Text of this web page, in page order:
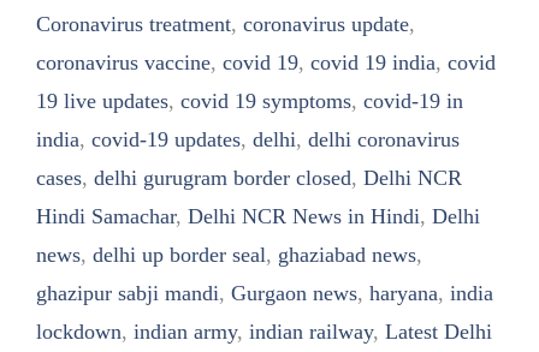
Coronavirus treatment, coronavirus update,
coronavirus vaccine, covid 19, covid 19 india, covid
19 live updates, covid 19 symptoms, covid-19 in
india, covid-19 updates, delhi, delhi coronavirus
cases, delhi gurugram border closed, Delhi NCR
Hindi Samachar, Delhi NCR News in Hindi, Delhi
news, delhi up border seal, ghaziabad news,
ghazipur sabji mandi, Gurgaon news, haryana, india
lockdown, indian army, indian railway, Latest Delhi